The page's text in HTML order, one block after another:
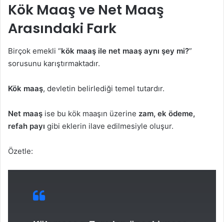
Kök Maaş ve Net Maaş
Arasındaki Fark
Birçok emekli “kök maaş ile net maaş aynı şey mi?”
sorusunu karıştırmaktadır.
Kök maaş, devletin belirlediği temel tutardır.
Net maaş ise bu kök maaşın üzerine zam, ek ödeme,
refah payı gibi eklerin ilave edilmesiyle oluşur.
Özetle: